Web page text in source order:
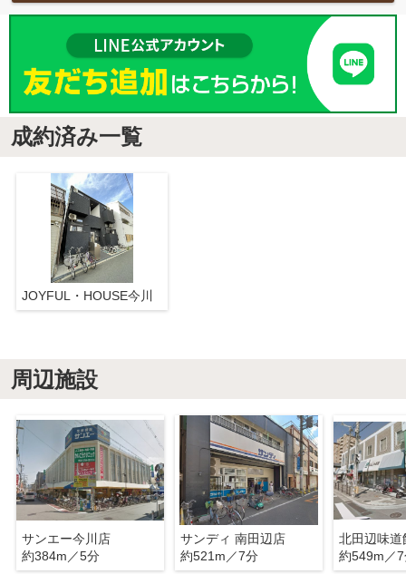
成約済み一覧
JOYFUL・HOUSE今川
周辺施設
サンエー今川店
約384m／5分
サンディ 南田辺店
約521m／7分
北田辺味道
約549m／